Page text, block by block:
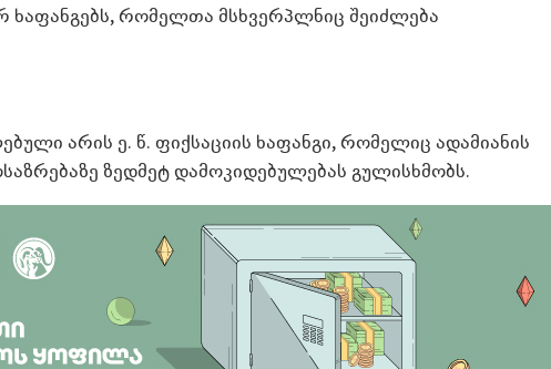
რომელთა მსხვერპლნიც შეიძლება
არის ე. წ. ფიქსაციის ხაფანგი, რომელიც ადამიანის
ზედმეტ დამოკიდებულებას გულისხმობს.